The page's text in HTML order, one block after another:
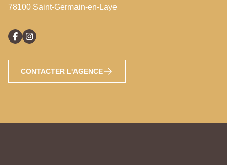
78100 Saint-Germain-en-Laye
CONTACTER L'AGENCE